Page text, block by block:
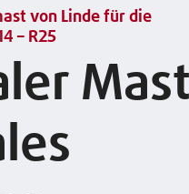
von Linde für die
– R25